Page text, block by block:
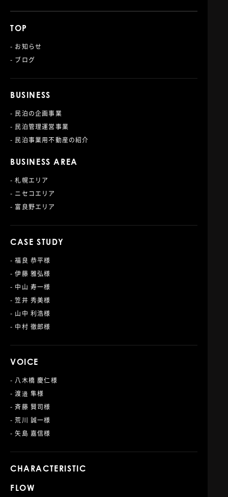
TOP
- お知らせ
- ブログ
BUSINESS
- 民泊の企画事業
- 民泊管理運営事業
- 民泊事業用不動産の紹介
BUSINESS AREA
- 札幌エリア
- ニセコエリア
- 富良野エリア
CASE STUDY
- 福良 恭平様
- 伊藤 雅弘様
- 中山 寿一様
- 笠井 秀美様
- 山中 利浩様
- 中村 徹郎様
VOICE
- 八木橋 慶仁様
- 渡邉 隼様
- 斉藤 賢司様
- 荒川 誠一様
- 矢島 嘉信様
CHARACTERISTIC
FLOW